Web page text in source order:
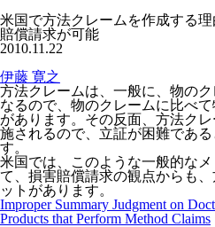
米国で方法クレームを作成する
賠償請求が可能
2010.11.22
伊藤 寛之
方法クレームは、一般に、物の
なるので、物のクレームに比べ
があります。その反面、方法ク
施されるので、立証が困難であ
す。
米国では、このような一般的な
て、損害賠償請求の観点からも
ットがあります。
Improper Summary Judgment on
Products that Perform Method Claims